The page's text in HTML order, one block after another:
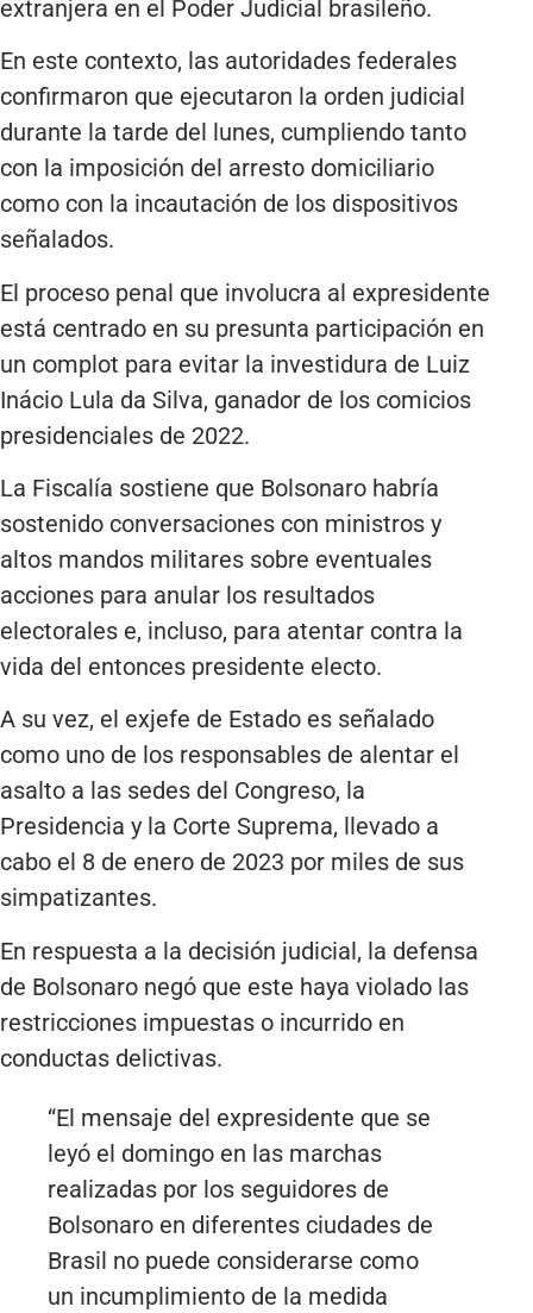
extranjera en el Poder Judicial brasileño.
En este contexto, las autoridades federales
confirmaron que ejecutaron la orden judicial
durante la tarde del lunes, cumpliendo tanto
con la imposición del arresto domiciliario
como con la incautación de los dispositivos
señalados.
El proceso penal que involucra al expresidente
está centrado en su presunta participación en
un complot para evitar la investidura de Luiz
Inácio Lula da Silva, ganador de los comicios
presidenciales de 2022.
La Fiscalía sostiene que Bolsonaro habría
sostenido conversaciones con ministros y
altos mandos militares sobre eventuales
acciones para anular los resultados
electorales e, incluso, para atentar contra la
vida del entonces presidente electo.
A su vez, el exjefe de Estado es señalado
como uno de los responsables de alentar el
asalto a las sedes del Congreso, la
Presidencia y la Corte Suprema, llevado a
cabo el 8 de enero de 2023 por miles de sus
simpatizantes.
En respuesta a la decisión judicial, la defensa
de Bolsonaro negó que este haya violado las
restricciones impuestas o incurrido en
conductas delictivas.
“El mensaje del expresidente que se
leyó el domingo en las marchas
realizadas por los seguidores de
Bolsonaro en diferentes ciudades de
Brasil no puede considerarse como
un incumplimiento de la medida